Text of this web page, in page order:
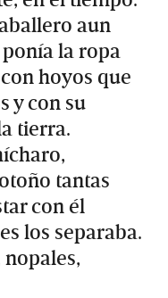
aun
la ropa
hoyos que
y con su
tierra.
tantas
con él
los separaba.
nopales,